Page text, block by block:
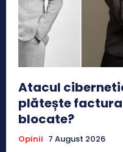
Atacul
plătește
blocate?
Opinii 7 August 2026